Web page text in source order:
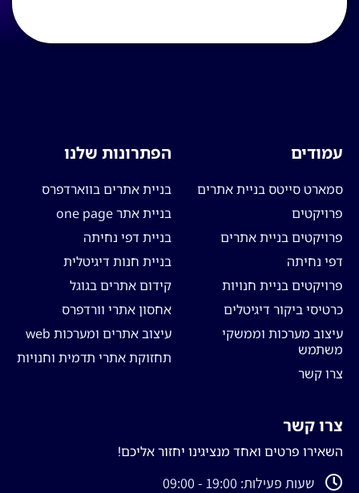
עמודים
סמארט סייטס בניית אתרים
פרויקטים
פרויקטים בניית אתרים
דפי נחיתה
פרויקטים בניית חנויות
כרטיסי ביקור דיגיטלים
עיצוב מערכות וממשקי
משתמש
צרו קשר
הפתרונות שלנו
בניית אתרים בווארדפרס
בניית אתר one page
בניית דפי נחיתה
בניית חנות דיגיטלית
קידום אתרים בגוגל
אחסון אתרי וורדפרס
עיצוב אתרים ומערכות web
תחזוקת אתרי תדמית וחנויות
צרו קשר
השאירו פרטים ואחד מנציגינו יחזור אליכם!
שעות פעילות: 19:00 - 09:00